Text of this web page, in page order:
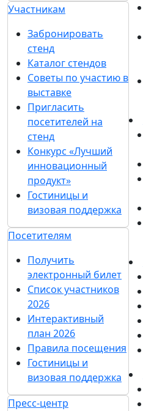
Участникам
Забронировать
стенд
Каталог стендов
Советы по участию в
выставке
Пригласить
посетителей на
стенд
Конкурс «Лучший
инновационный
продукт»
Гостиницы и
визовая поддержка
Посетителям
Получить
электронный билет
Список участников
2026
Интерактивный
план 2026
Правила посещения
Гостиницы и
визовая поддержка
Пресс-центр